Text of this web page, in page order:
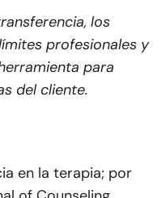
los
profesionales y
para
del cliente.
en la terapia; por